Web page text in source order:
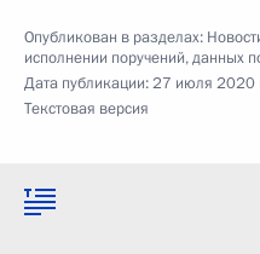
Опубликован в разделах:
исполнении поручений, данных
Дата публикации:27 июля 2020
Текстовая версия